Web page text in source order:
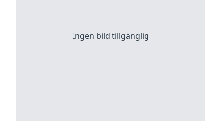
Ingen bild tillgänglig